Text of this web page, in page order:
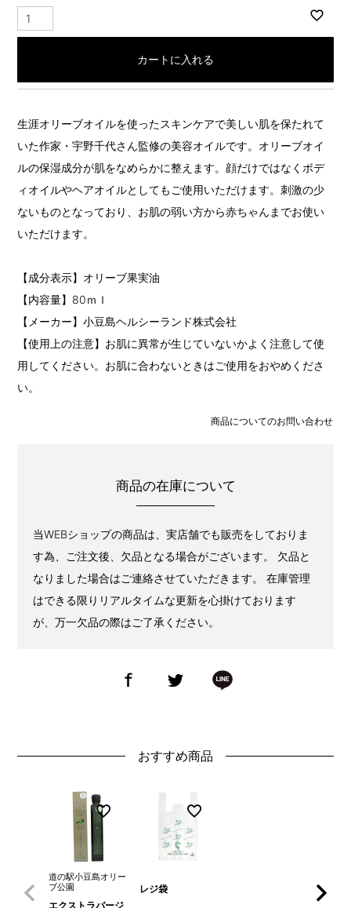
カートに入れる
生涯オリーブオイルを使ったスキンケアで美しい肌を保たれて
いた作家・宇野千代さん監修の美容オイルです。オリーブオイ
ルの保湿成分が肌をなめらかに整えます。顔だけではなくボデ
ィオイルやヘアオイルとしてもご使用いただけます。刺激の少
ないものとなっており、お肌の弱い方から赤ちゃんまでお使い
いただけます。
【成分表示】オリーブ果実油
【内容量】80ｍｌ
【メーカー】小豆島ヘルシーランド株式会社
【使用上の注意】お肌に異常が生じていないかよく注意して使
用してください。お肌に合わないときはご使用をおやめくださ
い。
商品についてのお問い合わせ
商品の在庫について
当WEBショップの商品は、実店舗でも販売をしておりま
す為、ご注文後、欠品となる場合がございます。 欠品と
なりました場合はご連絡させていただきます。 在庫管理
はできる限りリアルタイムな更新を心掛けております
が、万一欠品の際はご了承ください。
おすすめ商品
道の駅小豆島オリー
ブ公園
エクストラバージ
レジ袋